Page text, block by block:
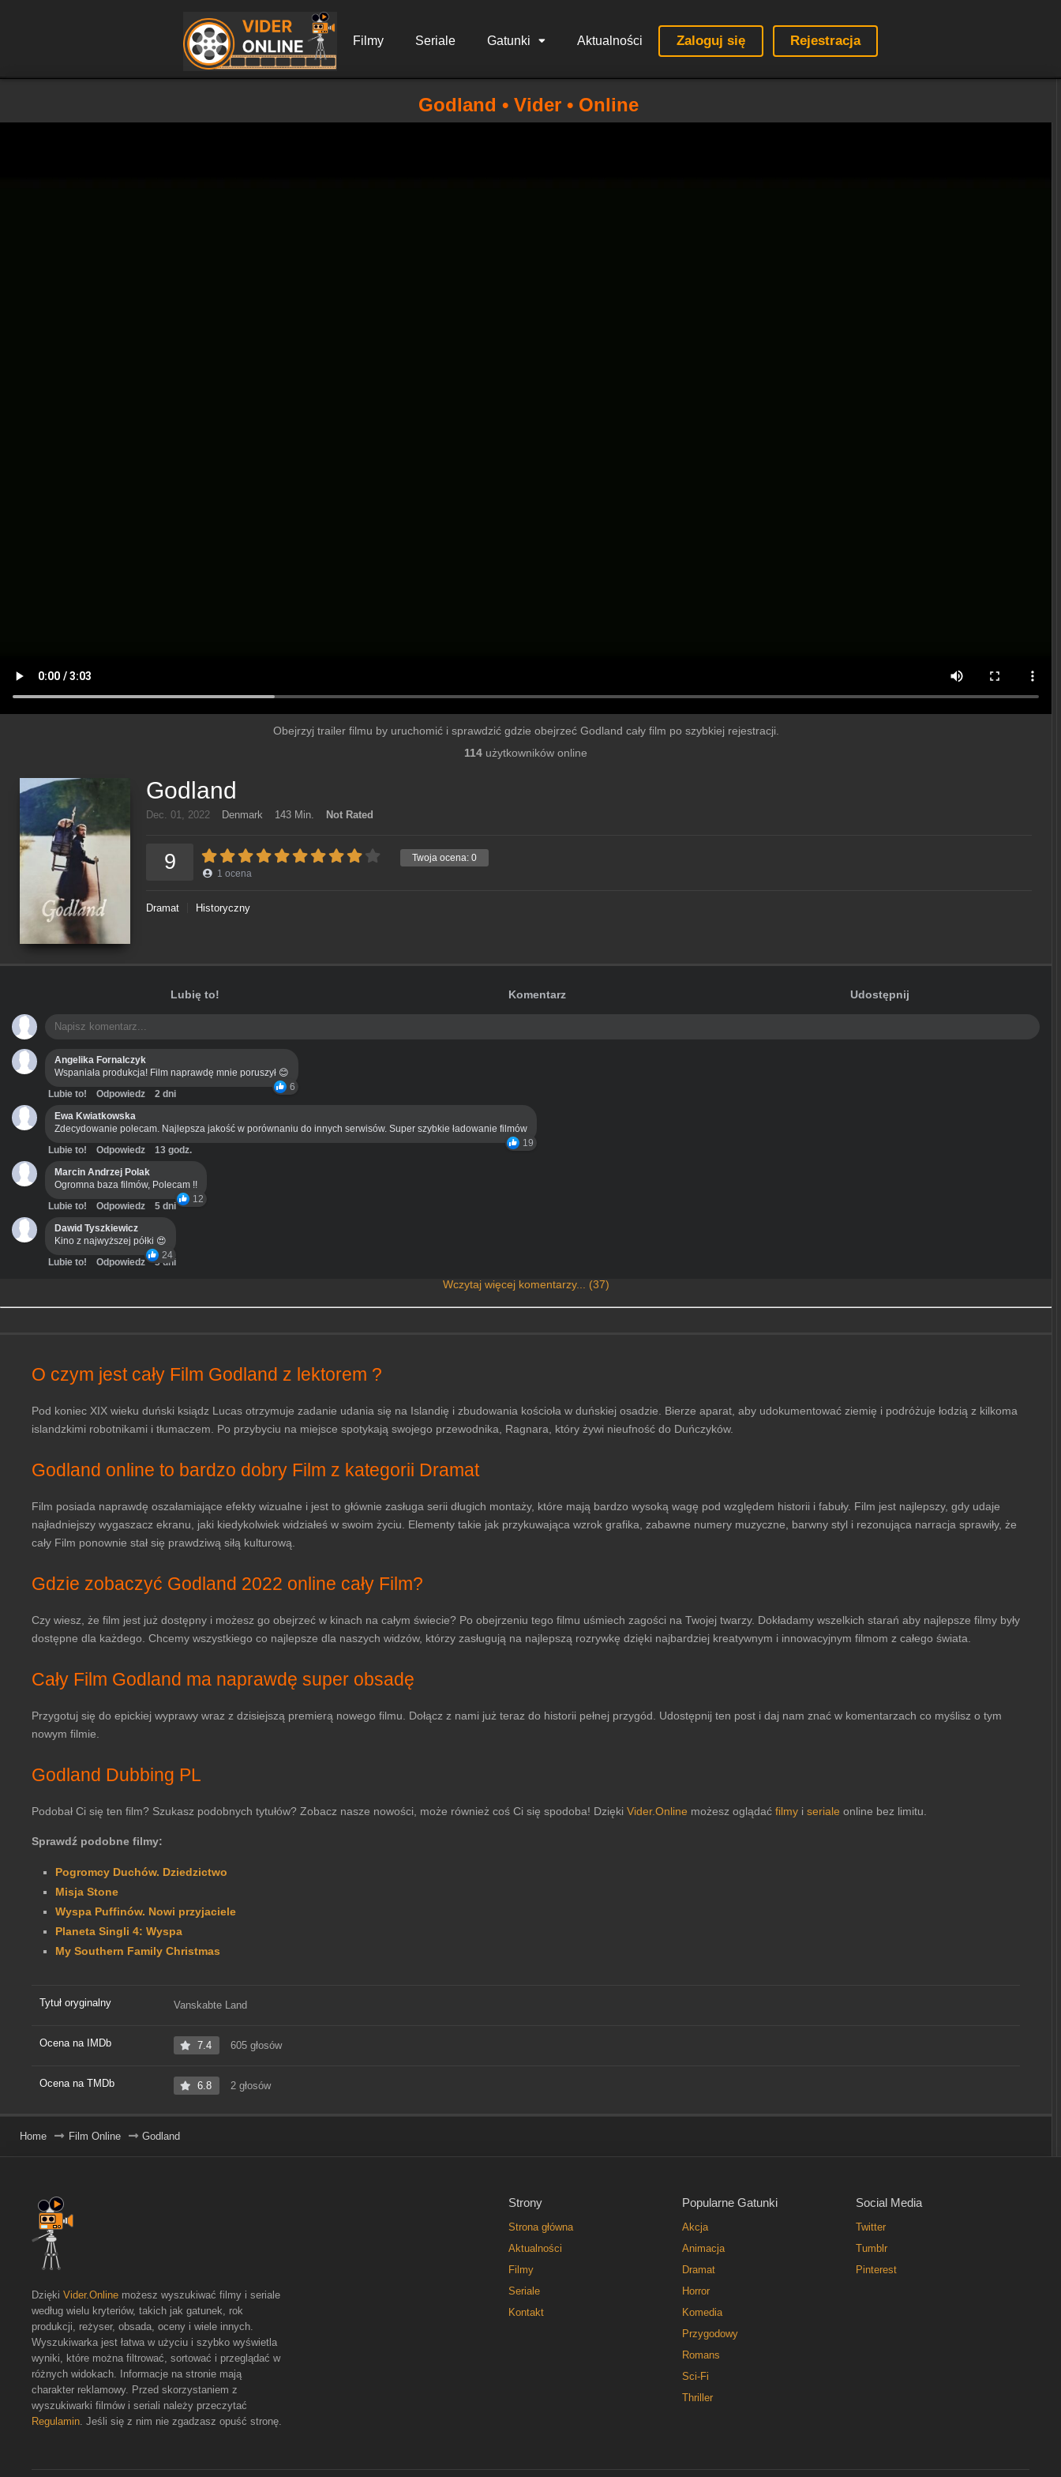
Filmy Seriale Gatunki Aktualności Zaloguj się Rejestracja
Godland • Vider • Online
Obejrzyj trailer filmu by uruchomić i sprawdzić gdzie obejrzeć Godland cały film po szybkiej rejestracji.
114 użytkowników online
Godland
Dec. 01, 2022 Denmark 143 Min. Not Rated
Twoja ocena: 0
9 1 ocena
Dramat Historyczny
Lubię to! Komentarz Udostępnij
Angelika Fornalczyk
Wspaniała produkcja! Film naprawdę mnie poruszył 😊
6
Lubie to! Odpowiedz
2 dni
Ewa Kwiatkowska
Zdecydowanie polecam. Najlepsza jakość w porównaniu do innych serwisów. Super szybkie ładowanie filmów
19
Lubie to! Odpowiedz
13 godz.
Marcin Andrzej Polak
Ogromna baza filmów, Polecam !!
12
Lubie to! Odpowiedz
5 dni
Dawid Tyszkiewicz
Kino z najwyższej półki 😍
24
Lubie to! Odpowiedz 3 dni
Wczytaj więcej komentarzy... (37)
O czym jest cały Film Godland z lektorem ?
Pod koniec XIX wieku duński ksiądz Lucas otrzymuje zadanie udania się na Islandię i zbudowania kościoła w duńskiej osadzie. Bierze aparat, aby udokumentować ziemię i podróżuje łodzią z kilkoma
islandzkimi robotnikami i tłumaczem. Po przybyciu na miejsce spotykają swojego przewodnika, Ragnara, który żywi nieufność do Duńczyków.
Godland online to bardzo dobry Film z kategorii Dramat
Film posiada naprawdę oszałamiające efekty wizualne i jest to głównie zasługa serii długich montaży, które mają bardzo wysoką wagę pod względem historii i fabuły. Film jest najlepszy, gdy udaje
najładniejszy wygaszacz ekranu, jaki kiedykolwiek widziałeś w swoim życiu. Elementy takie jak przykuwająca wzrok grafika, zabawne numery muzyczne, barwny styl i rezonująca narracja sprawiły, że
cały Film ponownie stał się prawdziwą siłą kulturową.
Gdzie zobaczyć Godland 2022 online cały Film?
Czy wiesz, że film jest już dostępny i możesz go obejrzeć w kinach na całym świecie? Po obejrzeniu tego filmu uśmiech zagości na Twojej twarzy. Dokładamy wszelkich starań aby najlepsze filmy były
dostępne dla każdego. Chcemy wszystkiego co najlepsze dla naszych widzów, którzy zasługują na najlepszą rozrywkę dzięki najbardziej kreatywnym i innowacyjnym filmom z całego świata.
Cały Film Godland ma naprawdę super obsadę
Przygotuj się do epickiej wyprawy wraz z dzisiejszą premierą nowego filmu. Dołącz z nami już teraz do historii pełnej przygód. Udostępnij ten post i daj nam znać w komentarzach co myślisz o tym
nowym filmie.
Godland Dubbing PL
Podobał Ci się ten film? Szukasz podobnych tytułów? Zobacz nasze nowości, może również coś Ci się spodoba! Dzięki Vider.Online możesz oglądać filmy i seriale online bez limitu.
Sprawdź podobne filmy:
Pogromcy Duchów. Dziedzictwo
Misja Stone
Wyspa Puffinów. Nowi przyjaciele
Planeta Singli 4: Wyspa
My Southern Family Christmas
Tytuł oryginalny Vanskabte Land
Ocena na IMDb 7.4 605 głosów
Ocena na TMDb 6.8 2 głosów
Home Film Online Godland
Strony
Strona główna
Aktualności
Filmy
Seriale
Kontakt
Popularne Gatunki
Akcja
Animacja
Dramat
Horror
Komedia
Przygodowy
Romans
Sci-Fi
Thriller
Social Media
Twitter
Tumblr
Pinterest
Dzięki Vider.Online możesz wyszukiwać filmy i seriale
według wielu kryteriów, takich jak gatunek, rok
produkcji, reżyser, obsada, oceny i wiele innych.
Wyszukiwarka jest łatwa w użyciu i szybko wyświetla
wyniki, które można filtrować, sortować i przeglądać w
różnych widokach. Informacje na stronie mają
charakter reklamowy. Przed skorzystaniem z
wyszukiwarki filmów i seriali należy przeczytać
Regulamin. Jeśli się z nim nie zgadzasz opuść stronę.